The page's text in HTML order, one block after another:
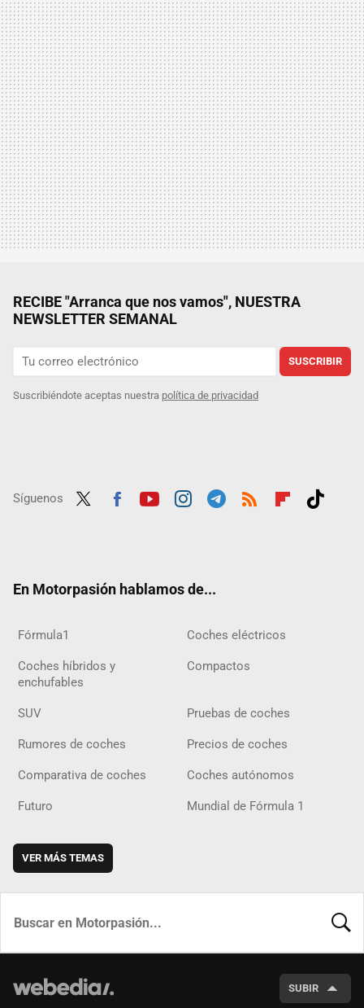
RECIBE "Arranca que nos vamos", NUESTRA
NEWSLETTER SEMANAL
SUSCRIBIR
Suscribiéndote aceptas nuestra política de privacidad
Síguenos
En Motorpasión hablamos de...
Fórmula1 Coches eléctricos
Coches híbridos y
enchufables
Compactos
SUV Pruebas de coches
Rumores de coches Precios de coches
Comparativa de coches Coches autónomos
Futuro Mundial de Fórmula 1
VER MÁS TEMAS
SUBIR